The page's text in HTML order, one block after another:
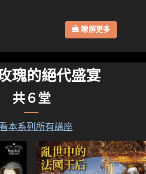
瞭解更多
瑰的絕代盛宴
共６堂
本系列所有講座